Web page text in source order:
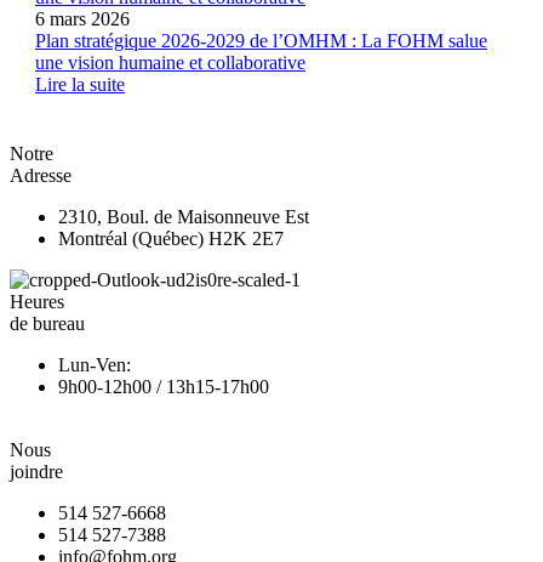
6 mars 2026
Plan stratégique 2026-2029 de l’OMHM : La FOHM salue
une vision humaine et collaborative
Lire la suite
Notre
Adresse
2310, Boul. de Maisonneuve Est
Montréal (Québec) H2K 2E7
Heures
de bureau
Lun-Ven:
9h00-12h00 / 13h15-17h00
Nous
joindre
514 527-6668
514 527-7388
info@fohm.org